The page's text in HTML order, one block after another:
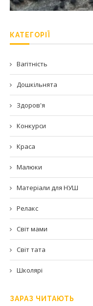
КАТЕГОРІЇ
Вагітність
Дошкільнята
Здоров'я
Конкурси
Краса
Малюки
Матеріали для НУШ
Релакс
Світ мами
Світ тата
Школярі
ЗАРАЗ ЧИТАЮТЬ